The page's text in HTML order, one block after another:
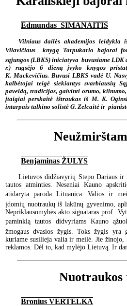
Edmundas SIMANAITIS
Vilniaus dailės akademijos
Vilavičiaus knygą Tarpukario bajorai
sąjungos (LBKS) iniciatyva buvusiame
r.) rugsėjo 6 dieną įvyko knygos
K. Mackevičius. Buvusi LBKS vadė U.
kalbėtojai teigė siekiantys svarbiausių
paveldą, tradicijas, gaivinti orumo,
įtaigiai perskaitė ištraukas iš M. K.
intarpais talkino solistė G. Zelcaitė ir
Benjaminas ŽULYS
Lietuvos didžiavyrių Stepo Dariaus ir
tautos atminties. Neseniai Kauno
atidaryta paroda Lituanica. Valios ir
įdomių nuotraukų iš lakūnų gyvenimo,
Nepriklausomybės akto signataras prof.
paminklą tautos didvyriams Kauno
žmogaus dvasios žygis. Toks žygis yra
kuriame susilieja valia ir meilė. Jie žinojo,
reklamos. Dėl to, kad mylėjo Lietuvą. Ir
Nuotraukos
Bronius VERTELKA